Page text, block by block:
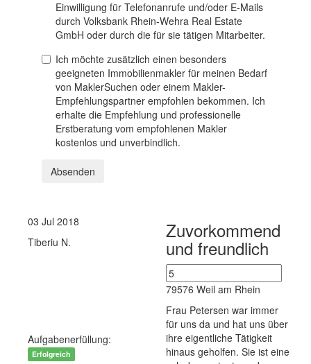
Einwilligung für Telefonanrufe und/oder E-Mails
durch Volksbank Rhein-Wehra Real Estate
GmbH oder durch die für sie tätigen Mitarbeiter.
Ich möchte zusätzlich einen besonders
geeigneten Immobilienmakler für meinen Bedarf
von MaklerSuchen oder einem Makler-
Empfehlungspartner empfohlen bekommen. Ich
erhalte die Empfehlung und professionelle
Erstberatung vom empfohlenen Makler
kostenlos und unverbindlich.
Absenden
03 Jul 2018
Tiberiu N.
Aufgabenerfüllung:
Erfolgreich
Zuvorkommend
und freundlich
79576 Weil am Rhein
Frau Petersen war immer
für uns da und hat uns über
ihre eigentliche Tätigkeit
hinaus geholfen. Sie ist eine